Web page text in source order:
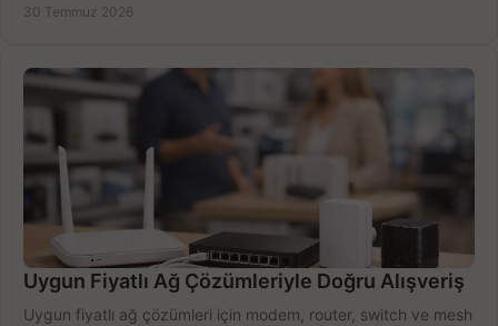
30 Temmuz 2026
Uygun Fiyatlı Ağ Çözümleriyle Doğru Alışveriş
Uygun fiyatlı ağ çözümleri için modem, router, switch ve mesh